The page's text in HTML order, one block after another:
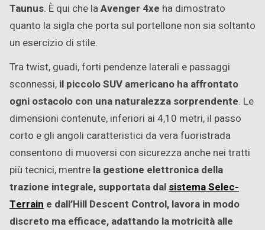
Taunus. È qui che laAvenger 4xe ha dimostrato
quanto la sigla che porta sul portellone non sia soltanto
un esercizio di stile.
Tra twist, guadi, forti pendenze laterali e passaggi
sconnessi, il piccolo SUV americano ha affrontato
ogni ostacolo con una naturalezza sorprendente. Le
dimensioni contenute, inferiori ai 4,10 metri, il passo
corto e gli angoli caratteristici da vera fuoristrada
consentono di muoversi con sicurezza anche nei tratti
più tecnici, mentre la gestione elettronica della
trazione integrale, supportata dal sistema Selec-
Terrain e dall’Hill Descent Control, lavora in modo
discreto ma efficace, adattando la motricità alle